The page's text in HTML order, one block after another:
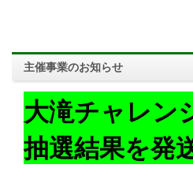
主催事業のお知らせ
大滝チャレン
抽選結果を発